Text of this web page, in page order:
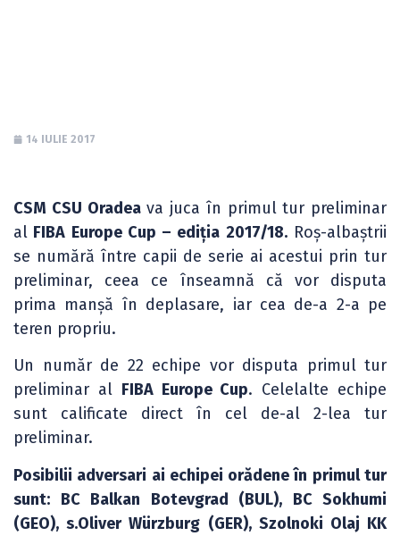
14 IULIE 2017
CSM CSU Oradeava juca în primul tur preliminar
al FIBA Europe Cup – ediția 2017/18.Roș-albaștrii
se numără între capii de serie ai acestui prin tur
preliminar, ceea ce înseamnă că vor disputa
prima manșă în deplasare, iar cea de-a 2-a pe
teren propriu.
Un număr de 22 echipe vor disputa primul tur
preliminar al FIBA Europe Cup. Celelalte echipe
sunt calificate direct în cel de-al 2-lea tur
preliminar.
Posibilii adversari ai echipei orădene în primul tur
sunt: BC Balkan Botevgrad (BUL), BC Sokhumi
(GEO), s.Oliver Würzburg (GER), Szolnoki Olaj KK